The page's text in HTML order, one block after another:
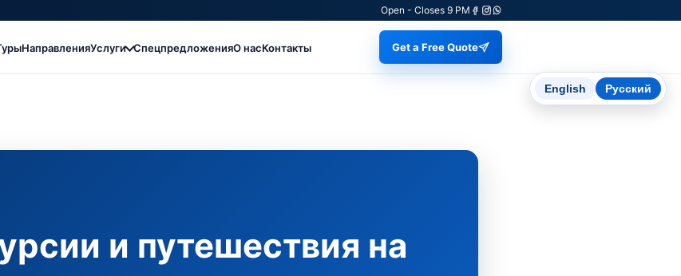
Open - Closes 9 PM
НаправленияУслуги СпецпредложенияО насКонтакты Get a Free Quote
и путешествия на
English Русский